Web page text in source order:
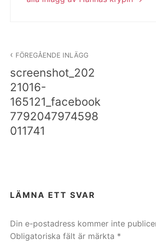
FÖREGÅENDE INLÄGG
screenshot_202
21016-
165121_facebook
7792047974598
011741
LÄMNA ETT SVAR
Din e-postadress kommer inte
Obligatoriska fält är märkta *